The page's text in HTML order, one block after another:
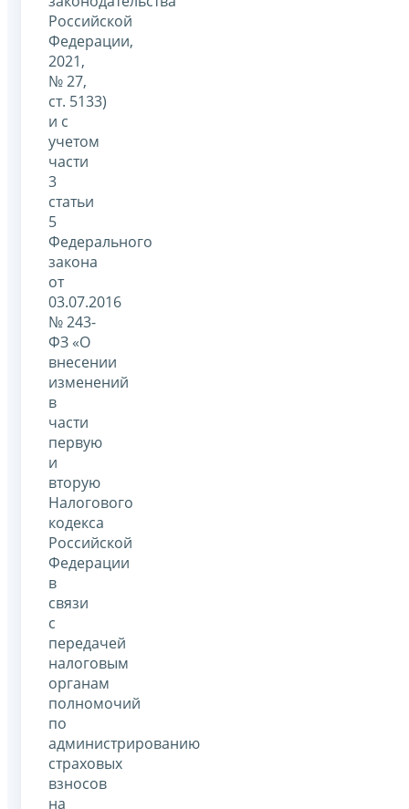
Российской
Федерации,
2021,
№ 27,
ст. 5133)
и с
учетом
части
3
статьи
5
Федерального
закона
от
03.07.2016
№ 243-
ФЗ «О
внесении
изменений
в
части
первую
и
вторую
Налогового
кодекса
Российской
Федерации
в
связи
с
передачей
налоговым
органам
полномочий
по
администрированию
страховых
взносов
на